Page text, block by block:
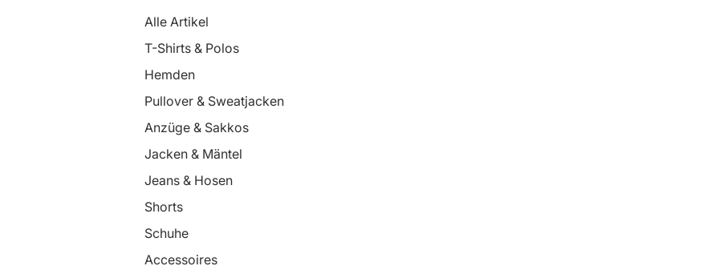
Alle Artikel
T-Shirts & Polos
Hemden
Pullover & Sweatjacken
Anzüge & Sakkos
Jacken & Mäntel
Jeans & Hosen
Shorts
Schuhe
Accessoires